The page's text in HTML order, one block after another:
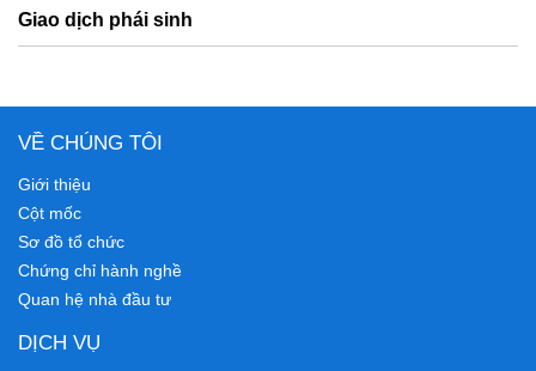
Giao dịch phái sinh
VỀ CHÚNG TÔI
Giới thiệu
Cột mốc
Sơ đồ tổ chức
Chứng chỉ hành nghề
Quan hệ nhà đầu tư
DỊCH VỤ